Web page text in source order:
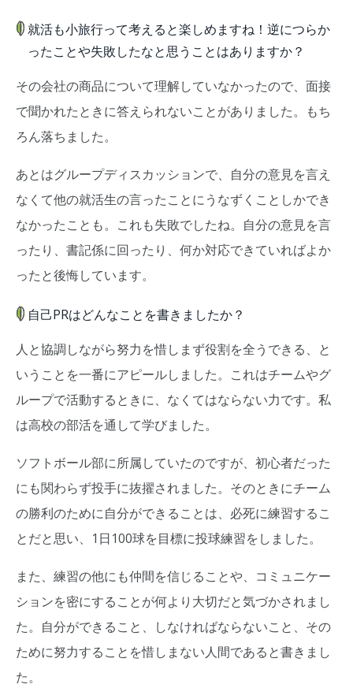
就活も小旅行って考えると楽しめますね！逆につらか
ったことや失敗したなと思うことはありますか？
その会社の商品について理解していなかったので、面接
で聞かれたときに答えられないことがありました。もち
ろん落ちました。
あとはグループディスカッションで、自分の意見を言え
なくて他の就活生の言ったことにうなずくことしかでき
なかったことも。これも失敗でしたね。自分の意見を言
ったり、書記係に回ったり、何か対応できていればよか
ったと後悔しています。
自己PRはどんなことを書きましたか？
人と協調しながら努力を惜しまず役割を全うできる、と
いうことを一番にアピールしました。これはチームやグ
ループで活動するときに、なくてはならない力です。私
は高校の部活を通して学びました。
ソフトボール部に所属していたのですが、初心者だった
にも関わらず投手に抜擢されました。そのときにチーム
の勝利のために自分ができることは、必死に練習するこ
とだと思い、1日100球を目標に投球練習をしました。
また、練習の他にも仲間を信じることや、コミュニケー
ションを密にすることが何より大切だと気づかされまし
た。自分ができること、しなければならないこと、その
ために努力することを惜しまない人間であると書きまし
た。